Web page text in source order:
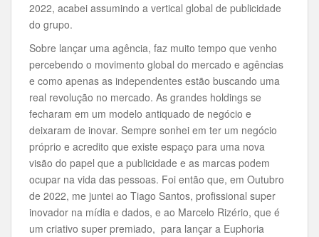
2022, acabei assumindo a vertical global de publicidade
do grupo.
Sobre lançar uma agência, faz muito tempo que venho
percebendo o movimento global do mercado e agências
e como apenas as independentes estão buscando uma
real revolução no mercado. As grandes holdings se
fecharam em um modelo antiquado de negócio e
deixaram de inovar. Sempre sonhei em ter um negócio
próprio e acredito que existe espaço para uma nova
visão do papel que a publicidade e as marcas podem
ocupar na vida das pessoas. Foi então que, em Outubro
de 2022, me juntei ao Tiago Santos, profissional super
inovador na mídia e dados, e ao Marcelo Rizério, que é
um criativo super premiado, para lançar a Euphoria